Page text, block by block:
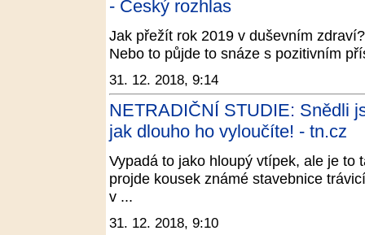
- Český rozhlas
Jak přežít rok 2019 v duševním
Nebo to půjde to snáze s pozitivním
31. 12. 2018, 9:14
NETRADIČNÍ STUDIE: Snědli
jak dlouho ho vyloučíte! - tn.cz
Vypadá to jako hloupý vtípek, ale je to
projde kousek známé stavebnice
v ...
31. 12. 2018, 9:10